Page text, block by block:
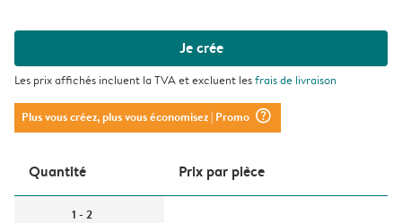
Je crée
Les prix affichés incluent la TVA et excluent lesfrais de livraison
Plus vous créez, plus vous économisez| Promo question_mark_circle
Quantité Prix ​​par pièce
1 - 2